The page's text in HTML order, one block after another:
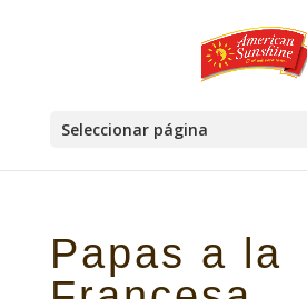
Seleccionar página
Papas a la